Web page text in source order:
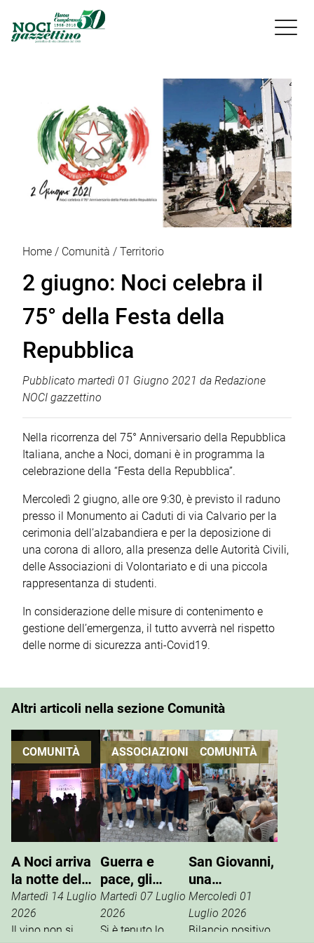

Home Comunità Territorio
2 giugno: Noci celebra il
75° della Festa della
Repubblica
Pubblicato martedì 01 Giugno 2021 da Redazione
NOCI gazzettino
Nella ricorrenza del 75° Anniversario della Repubblica
Italiana, anche a Noci, domani è in programma la
celebrazione della “Festa della Repubblica”.
Mercoledì 2 giugno, alle ore 9:30, è previsto il raduno
presso il Monumento ai Caduti di via Calvario per la
cerimonia dell’alzabandiera e per la deposizione di
una corona di alloro, alla presenza delle Autorità Civili,
delle Associazioni di Volontariato e di una piccola
rappresentanza di studenti.
In considerazione delle misure di contenimento e
gestione dell’emergenza, il tutto avverrà nel rispetto
delle norme di sicurezza anti-Covid19.
Altri articoli nella sezione Comunità
COMUNITÀ
A Noci arriva
la notte del
vino che si
vive
Martedì 14 Luglio
2026
Il vino non si
ASSOCIAZIONI
Guerra e
pace, gli
Scout
incontrano
l’ANPI
Martedì 07 Luglio
2026
Si è tenuto lo
COMUNITÀ
San Giovanni,
una
tradizione che
si rinnova
Mercoledì 01
Luglio 2026
Bilancio positivo,